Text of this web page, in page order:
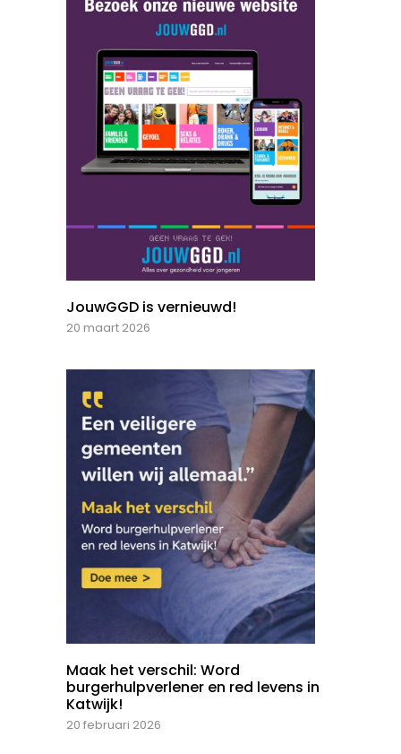
JouwGGD is vernieuwd!
20 maart 2026
Maak het verschil: Word
burgerhulpverlener en red levens in
Katwijk!
20 februari 2026